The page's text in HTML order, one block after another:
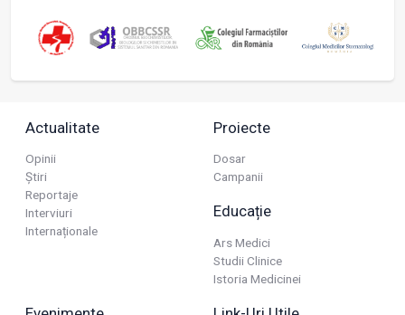
Actualitate
Opinii
Știri
Reportaje
Interviuri
Internaționale
Proiecte
Dosar
Campanii
Educație
Ars Medici
Studii Clinice
Istoria Medicinei